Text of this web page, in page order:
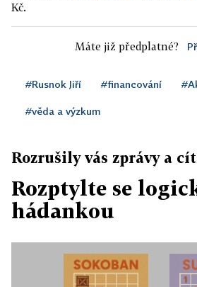
Kč.
Máte již předplatné?
#Rusnok Jiří #financování
#věda a výzkum
Rozrušily vás zprávy a
Rozptylte se
hádankou